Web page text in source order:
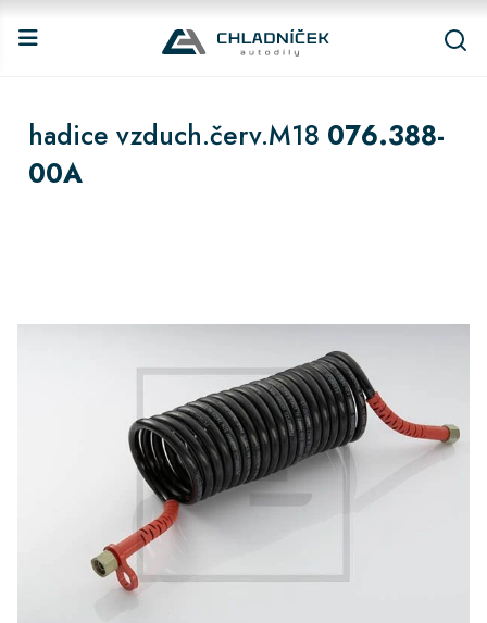
hadice vzduch.červ.M18 076.388-
00A